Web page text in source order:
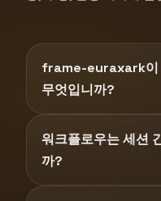
frame-euraxark이
무엇입니까?
워크플로우는 세션
까?